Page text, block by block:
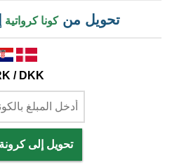
تحويل منكونا كرواتية
/ DKK
تحويل إلى